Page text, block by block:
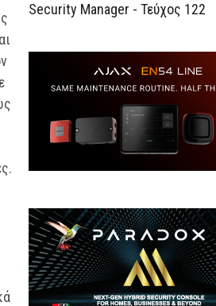
Security Manager - Τεύχος 122